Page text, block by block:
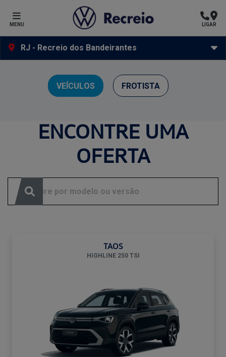
MENU LIGAR
RJ - Recreio dos Bandeirantes
VEÍCULOS FROTISTA
Ofertas Volkswagen Recreio
Clique e solicite sua proposta.
ENCONTRE UMA
OFERTA
TAOS
HIGHLINE 250 TSI